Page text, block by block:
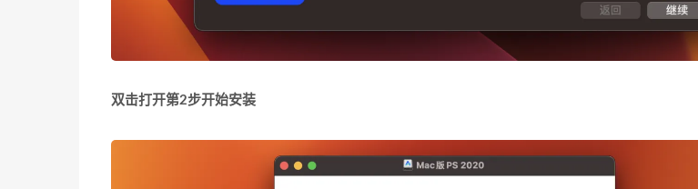
双击打开第2步开始安装